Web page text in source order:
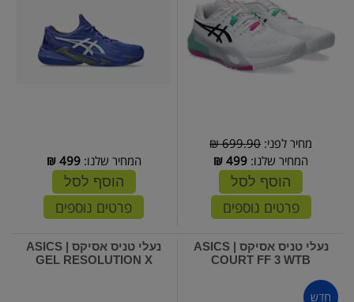
מחיר לפני:699.90 ₪
המחיר שלנו: 499
₪
הוסף לסל
פרטים נוספים
המחיר שלנו:499
₪
הוסף לסל
פרטים נוספים
נעלי טניס אסיקס | ASICS
COURT FF 3 WTB
נעלי טניס אסיקס | ASICS
GEL RESOLUTION X